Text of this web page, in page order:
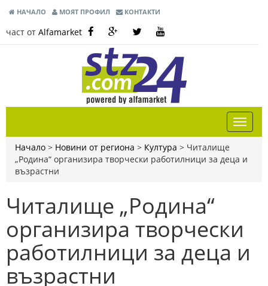
НАЧАЛО МОЯТ ПРОФИЛ КОНТАКТИ
част от Alfamarket
Начало > Новини от региона > Култура > Читалище
„Родина“ организира творчески работилници за деца и
възрастни
Читалище „Родина“
организира творчески
работилници за деца и
възрастни